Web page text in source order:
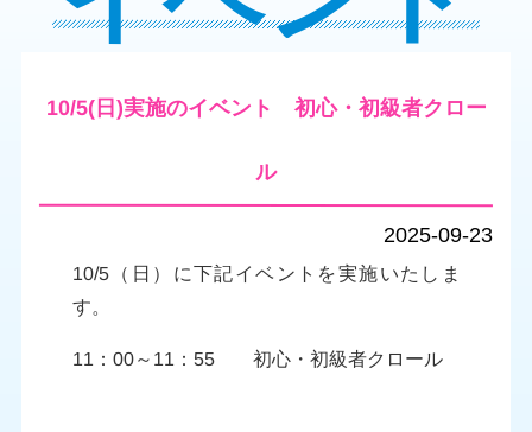
10/5(日)実施のイベント 初心・初級者クロー
ル
2025-09-23
10/5（日）に下記イベントを実施いたしま
す。
11：00～11：55 初心・初級者クロール